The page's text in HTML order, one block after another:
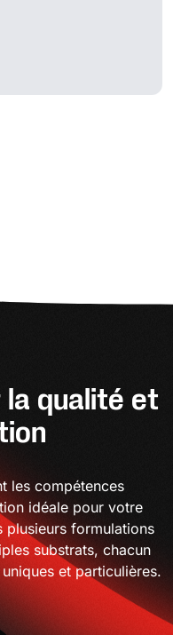
la qualité et
les compétences
idéale pour votre
formulations
substrats, chacun
et particulières.